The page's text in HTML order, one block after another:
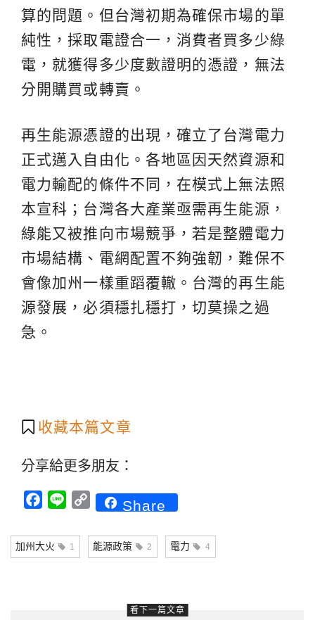
算的問題。但台灣初期為確保市場的單
純性，採取電證合一，消費者買多少綠
電，就獲得多少度數證明的憑證，無法
分開購買或轉賣。
再生能源憑證的出現，確立了台灣電力
正式邁入自由化。各地區因天然資源和
電力輸配的條件不同，在模式上無法照
本宣科；台灣各大產業亟需再生能源，
綠能又被推向市場競爭，若是整體電力
市場結構、電網配置不夠強韌，難保不
會像加州一樣重蹈覆轍。台灣的再生能
源發展，必須穩扎穩打，切莫操之過
急。
收藏本篇文章
分享給更多朋友：
Facebook
Line CopyShare
加州大火 1 能源政策 2 電力 4
看下一篇文章